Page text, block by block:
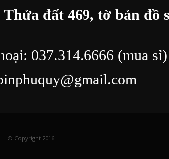
Thửa đất 469, tờ bản đồ
037.314.6666 (mua
© Copyright 2016.